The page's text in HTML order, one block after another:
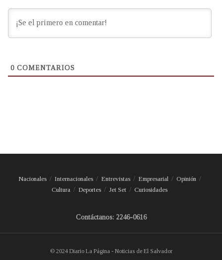
0 COMENTARIOS
Nacionales Internacionales Entrevistas Empresarial
Opinión
Cultura
Deportes Jet Set Curiosidades
Contáctanos: 2246-0616
© 2024 Diario La Página - Noticias de El Salvador